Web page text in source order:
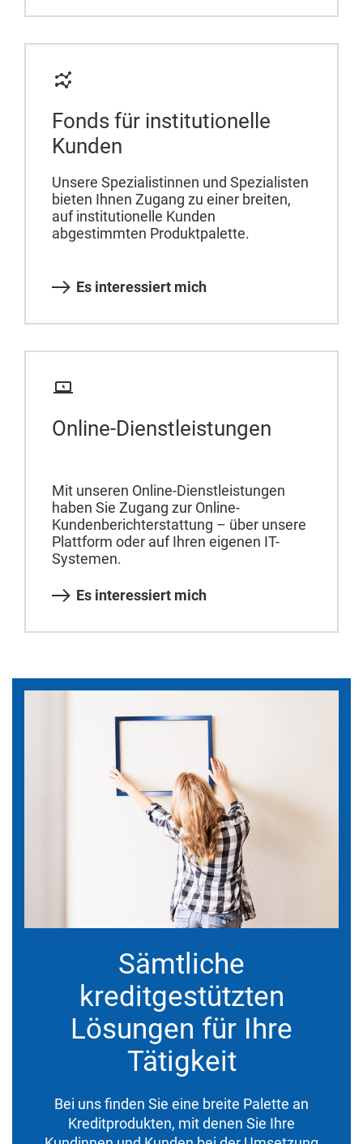
Fonds für institutionelle
Kunden
Unsere Spezialistinnen und Spezialisten
bieten Ihnen Zugang zu einer breiten,
auf institutionelle Kunden
abgestimmten Produktpalette.
Es interessiert mich
Online-Dienstleistungen
Mit unseren Online-Dienstleistungen
haben Sie Zugang zur Online-
Kundenberichterstattung – über unsere
Plattform oder auf Ihren eigenen IT-
Systemen.
Es interessiert mich
Sämtliche
kreditgestützten
Lösungen für Ihre
Tätigkeit
Bei uns finden Sie eine breite Palette an
Kreditprodukten, mit denen Sie Ihre